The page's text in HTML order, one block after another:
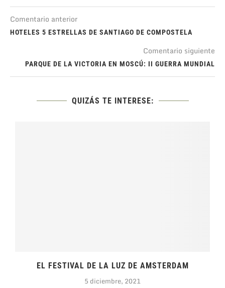
Comentario anterior
HOTELES 5 ESTRELLAS DE SANTIAGO DE COMPOSTELA
Comentario siguiente
PARQUE DE LA VICTORIA EN MOSCÚ: II GUERRA MUNDIAL
QUIZÁS TE INTERESE:
EL FESTIVAL DE LA LUZ DE AMSTERDAM
5 diciembre, 2021